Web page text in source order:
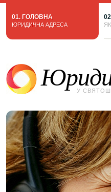
01. ГОЛОВНА
ЮРИДИЧНА АДРЕСА
У